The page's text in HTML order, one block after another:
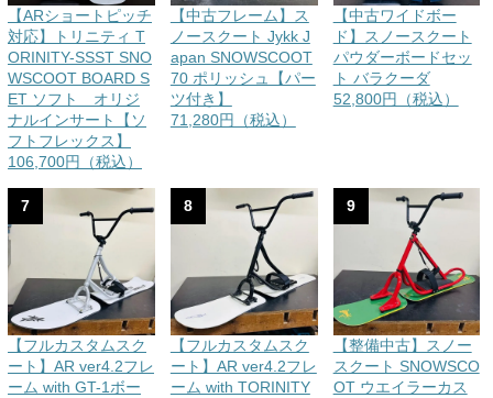
【ARショートピッチ
対応】トリニティ T
ORINITY-SSST SNO
WSCOOT BOARD S
ET ソフト オリジ
ナルインサート【ソ
フトフレックス】
106,700円（税込）
【中古フレーム】ス
ノースクート Jykk J
apan SNOWSCOOT
70 ポリッシュ【パー
ツ付き】
71,280円（税込）
【中古ワイドボー
ド】スノースクート
パウダーボードセッ
ト バラクーダ
52,800円（税込）
7
【フルカスタムスク
ート】AR ver4.2フレ
ーム with GT-1ボー
8
【フルカスタムスク
ート】AR ver4.2フレ
ーム with TORINITY
9
【整備中古】スノー
スクート SNOWSCO
OT ウエイラーカス